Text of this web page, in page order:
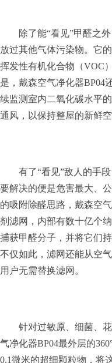
除了能“看见”甲醛之
放过其他气体污染物。它
挥发性有机化合物（VOC
是，戴森空气净化器BP04
续监测室内二氧化碳水平
通风，以保持整屋的新鲜空
有了“看见”敌人的手
要解决的便是危害最大、
的吸附除醛思路，戴森空
剂滤网，内部有数十亿个
捕获甲醛分子，并将它们
不仅如此，滤网还能从空
用户无需替换滤网。
针对过敏原、细菌、
气净化器BP04最外层的
0.1微米的超细颗粒物，将